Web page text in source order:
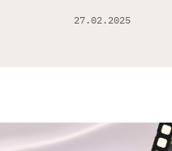
27.02.2025